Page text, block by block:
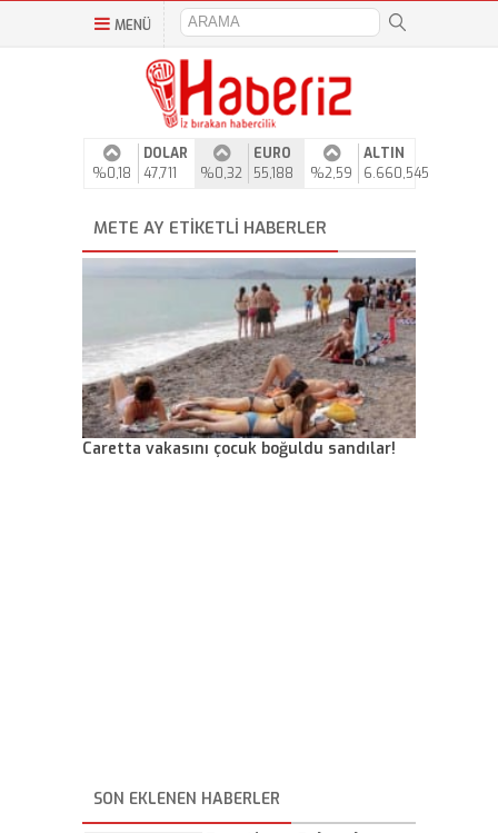
MENÜ
%0,18
DOLAR
47,711
%0,32
EURO
55,188
%2,59
ALTIN
6.660,545
METE AY ETIKETLI HABERLER
Caretta vakasını çocuk boğuldu sandılar!
SON EKLENEN HABERLER